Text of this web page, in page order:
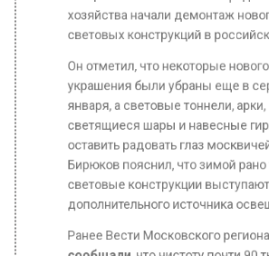
Он отметил, что некоторые
января, а световые тоннели,
светящиеся шары и навесные
оставить радовать глаз
Бирюков пояснил, что зимой
световые конструкции
дополнительного источника
Ранее Вести Московского
сообщали, что чистоту почти 90